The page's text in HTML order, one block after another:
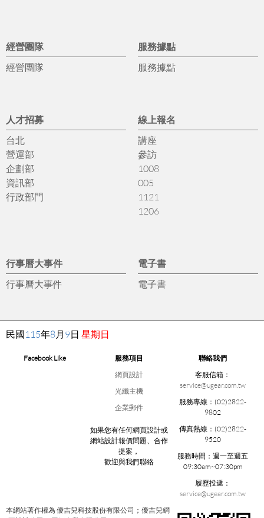
經營團隊
經營團隊
服務據點
服務據點
人才招募
台北
營運部
企劃部
資訊部
行政部門
線上報名
講座
參訪
1008
005
1121
1206
行事曆大事件
行事曆大事件
電子書
電子書
民國115年8月 9日 星期日
Facebook Like
服務項目
網頁設計
光纖主機
企業郵件
如果您有任何網頁設計或
網站設計報價問題、合作
提案，
歡迎與我們聯絡
聯絡我們
客服信箱：
service@ugear.com.tw
服務專線： (02)2822-
9802
傳真熱線： (02)2822-
9520
服務時間：週一至週五
09:30am~07:30pm
履歷投遞：
service@ugear.com.tw
本網站著作權為 優吉兒科技股份有限公司；優吉兒網